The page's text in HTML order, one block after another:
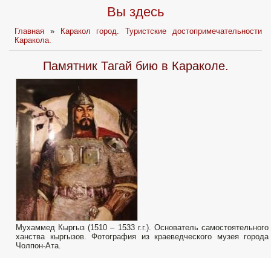
Вы здесь
Главная »
Каракол город. Туристские достопримечательности
Каракола.
Памятник Тагай бию в Караколе.
Мухаммед Кыргыз (1510 – 1533 г.г.). Основатель самостоятельного
ханства кыргызов. Фотография из краеведческого музея города
Чолпон-Ата.